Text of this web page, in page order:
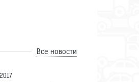
Все новости